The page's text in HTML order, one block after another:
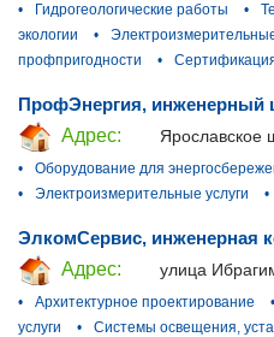
•
Гидрогеологические работы •
экологии
•
профпригодности
•
ПрофЭнергия, инженерный
Адрес:
Ярославское
•
Оборудование для
•
Электроизмерительные услуги •
ЭлкомСервис, инженерная
Адрес:
улица
•
Архитектурное проектирование •
услуги
• Системы освещения,